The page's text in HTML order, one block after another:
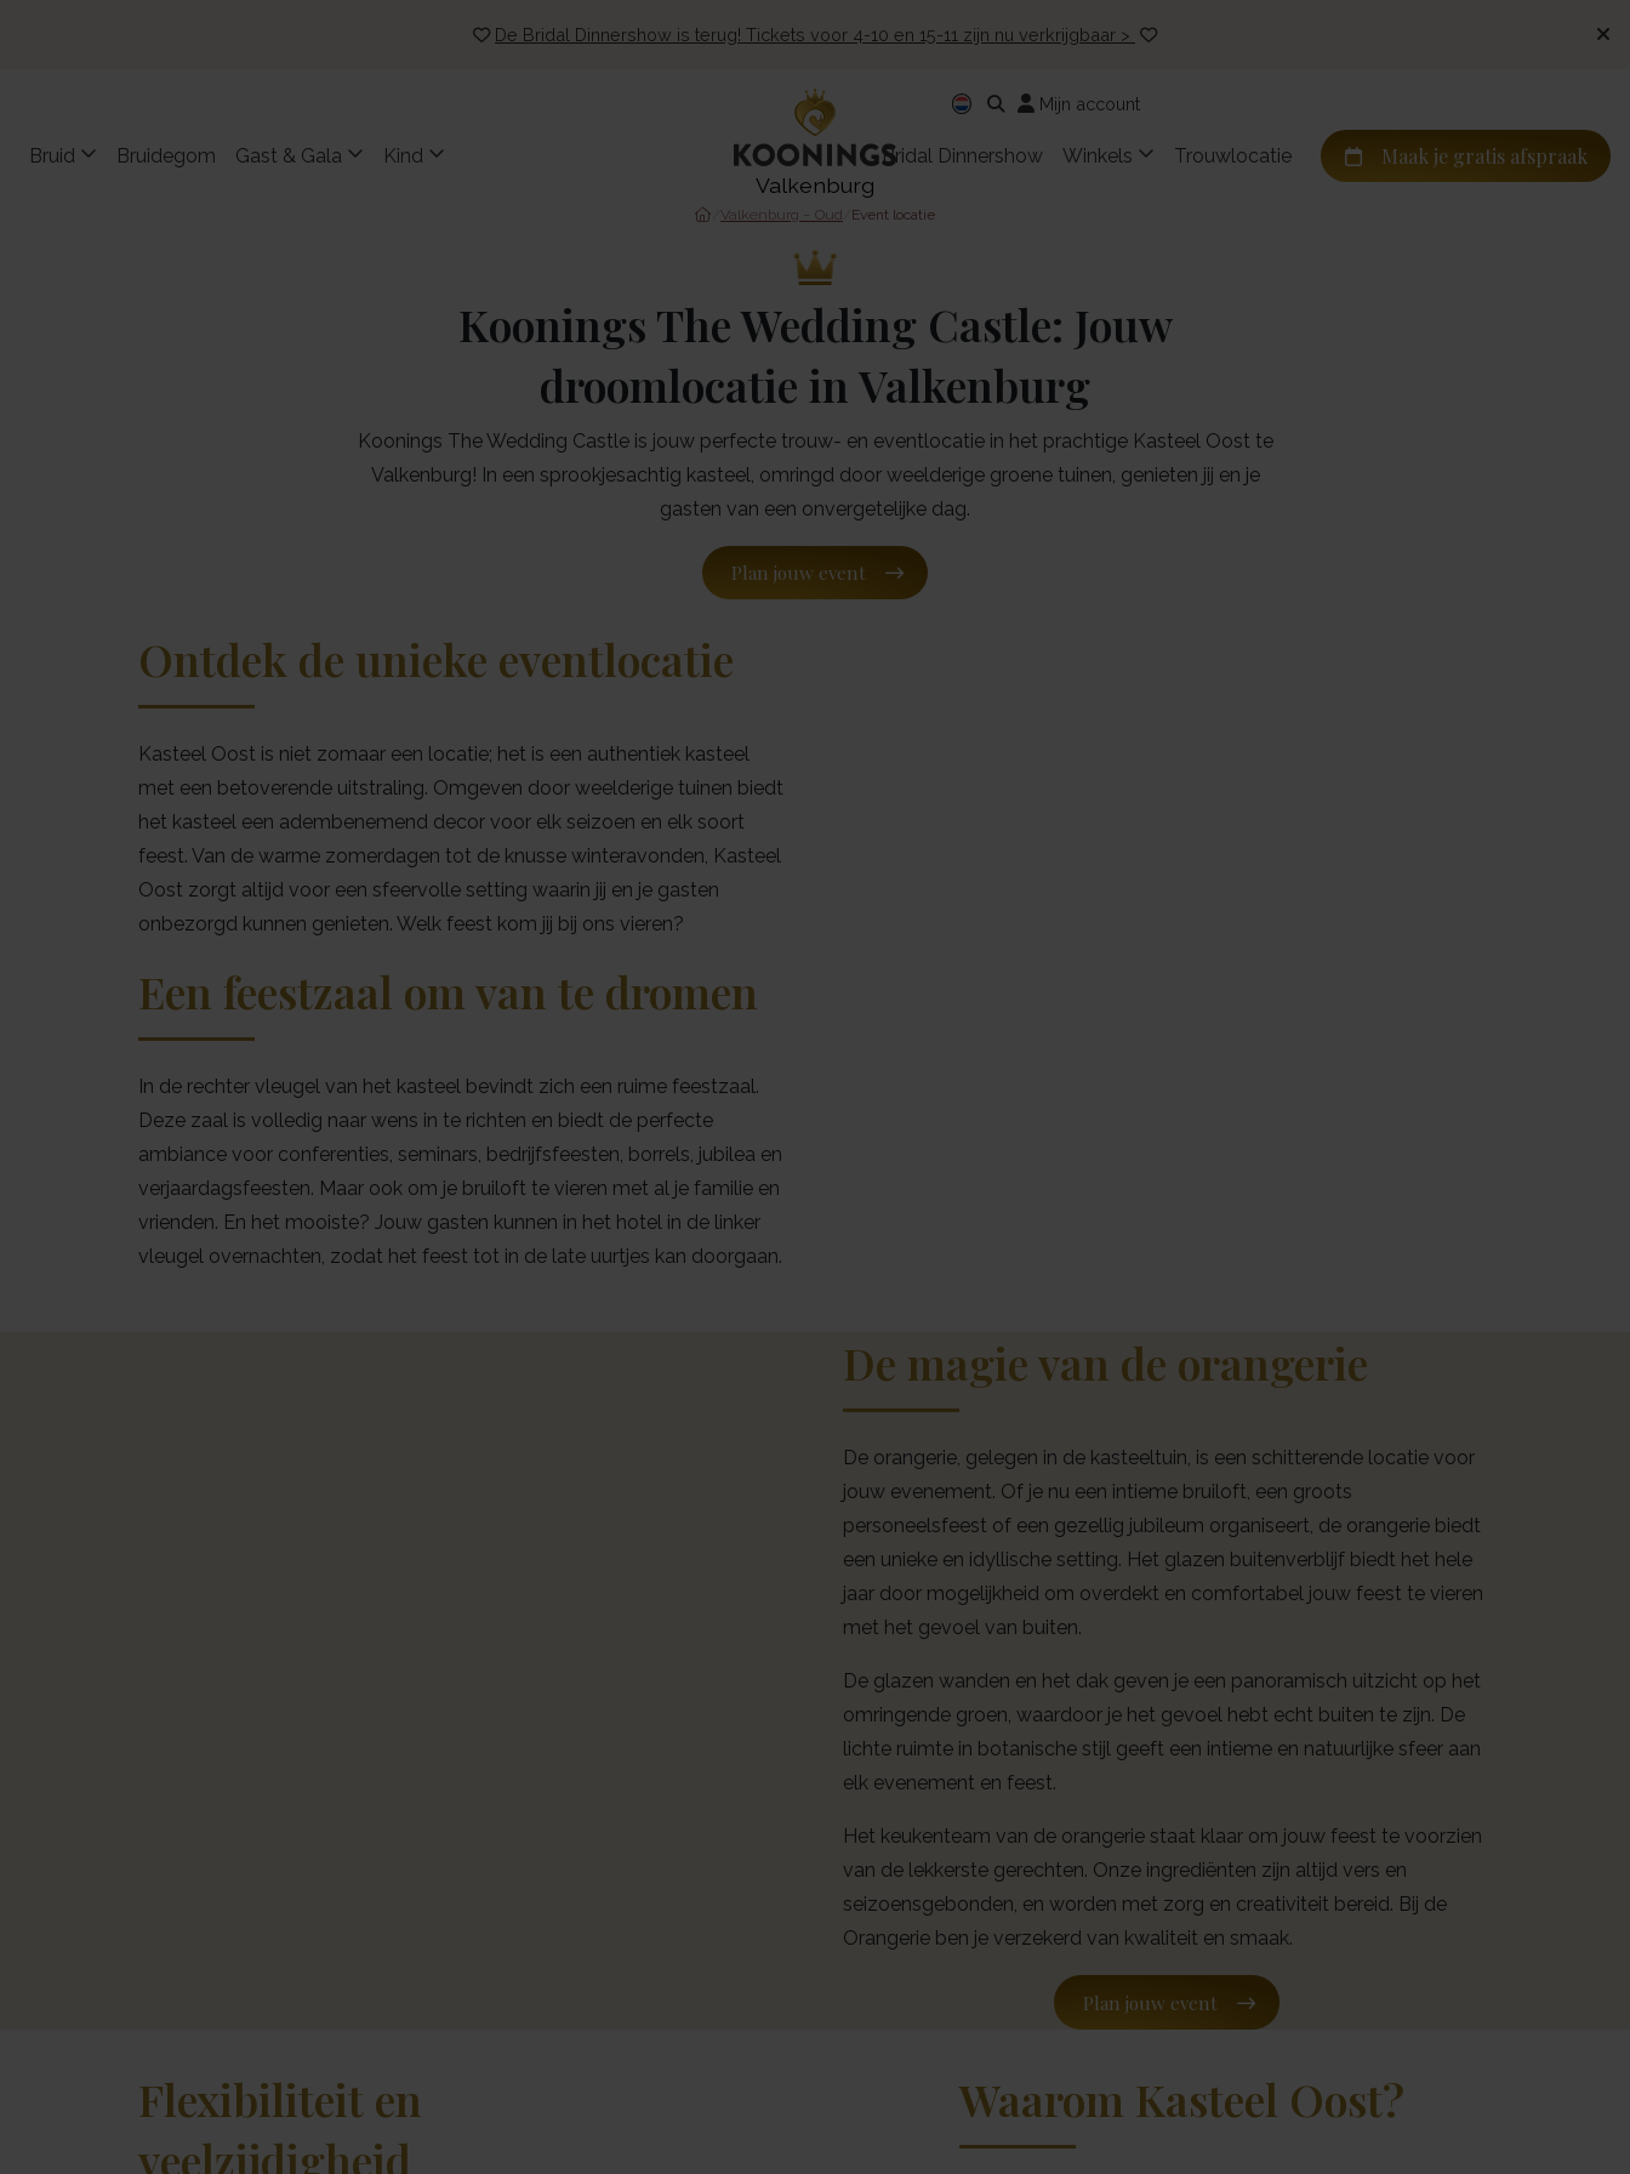
De Bridal Dinnershow is terug! Tickets voor 4-10 en 15-11 zijn nu verkrijgbaar >
Bruid Bruidegom Gast & Gala Kind
Valkenburg
Mijn account
Bridal Dinnershow Winkels Trouwlocatie Maak je gratis afspraak
Valkenburg – Oud Event locatie
Koonings The Wedding Castle: Jouw
droomlocatie in Valkenburg
Koonings The Wedding Castle is jouw perfecte trouw- en eventlocatie in het prachtige Kasteel Oost te
Valkenburg! In een sprookjesachtig kasteel, omringd door weelderige groene tuinen, genieten jij en je
gasten van een onvergetelijke dag.
Plan jouw event
Ontdek de unieke eventlocatie
Kasteel Oost is niet zomaar een locatie; het is een authentiek kasteel
met een betoverende uitstraling. Omgeven door weelderige tuinen biedt
het kasteel een adembenemend decor voor elk seizoen en elk soort
feest. Van de warme zomerdagen tot de knusse winteravonden, Kasteel
Oost zorgt altijd voor een sfeervolle setting waarin jij en je gasten
onbezorgd kunnen genieten. Welk feest kom jij bij ons vieren?
Een feestzaal om van te dromen
In de rechter vleugel van het kasteel bevindt zich een ruime feestzaal.
Deze zaal is volledig naar wens in te richten en biedt de perfecte
ambiance voor conferenties, seminars, bedrijfsfeesten, borrels, jubilea en
verjaardagsfeesten. Maar ook om je bruiloft te vieren met al je familie en
vrienden. En het mooiste? Jouw gasten kunnen in het hotel in de linker
vleugel overnachten, zodat het feest tot in de late uurtjes kan doorgaan.
De magie van de orangerie
De orangerie, gelegen in de kasteeltuin, is een schitterende locatie voor
jouw evenement. Of je nu een intieme bruiloft, een groots
personeelsfeest of een gezellig jubileum organiseert, de orangerie biedt
een unieke en idyllische setting. Het glazen buitenverblijf biedt het hele
jaar door mogelijkheid om overdekt en comfortabel jouw feest te vieren
met het gevoel van buiten.
De glazen wanden en het dak geven je een panoramisch uitzicht op het
omringende groen, waardoor je het gevoel hebt echt buiten te zijn. De
lichte ruimte in botanische stijl geeft een intieme en natuurlijke sfeer aan
elk evenement en feest.
Het keukenteam van de orangerie staat klaar om jouw feest te voorzien
van de lekkerste gerechten. Onze ingrediënten zijn altijd vers en
seizoensgebonden, en worden met zorg en creativiteit bereid. Bij de
Orangerie ben je verzekerd van kwaliteit en smaak.
Plan jouw event
Flexibiliteit en
veelzijdigheid
Waarom Kasteel Oost?